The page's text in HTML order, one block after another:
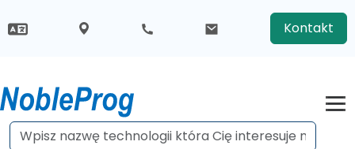
Kontakt